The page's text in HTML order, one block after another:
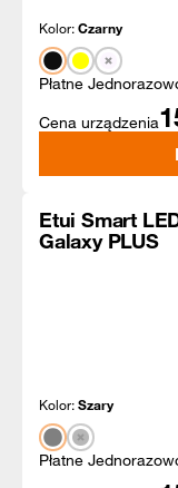
Kolor:Czarny
Płatne
Cena urządzenia
Etui Smart
Galaxy PLUS
Kolor:Szary
Płatne